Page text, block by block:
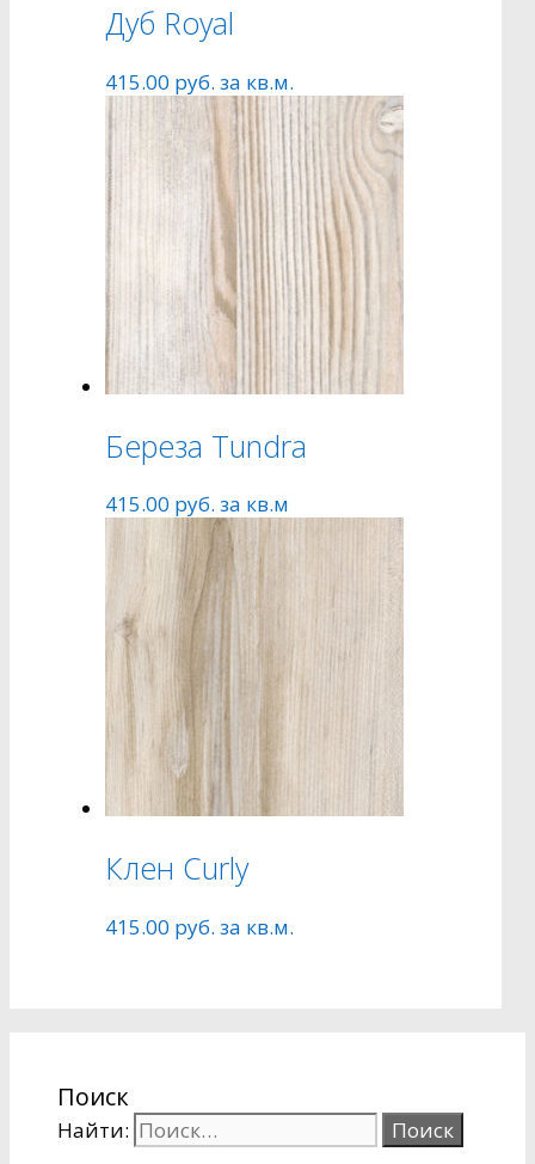
Дуб Royal
415.00 руб. за кв.м.
Береза Tundra
415.00 руб. за кв.м
Клен Curly
415.00 руб. за кв.м.
Поиск
Найти: